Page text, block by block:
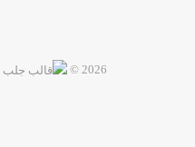
2026 ©